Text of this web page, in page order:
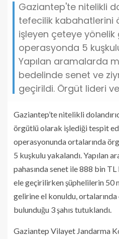
Gaziantep'te nitelikli
tefecilik kabahatlerini
işleyen çeteye yönelik
operasyonda 5
Yapılan aramalarda
bedelinde senet ve
geçirildi. Örgüt lideri
Gaziantep’te nitelikli
örgütlü olarak işlediği tespit
operasyonunda ortalarında
5 kuşkulu yakalandı. Yapılan
pahasında senet ile 888 bin
ele geçirilirken şüphelilerin 50
gelirine el konuldu, ortalarında
bulunduğu 3 şahıs tutuklandı.
Gaziantep Vilayet Jandarma